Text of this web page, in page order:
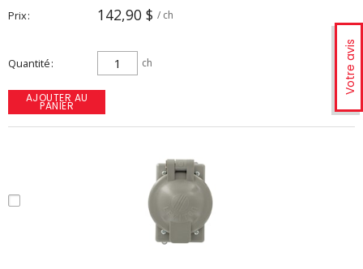
Votre avis
Prix 142,90 $ / ch
Quantité ch
AJOUTER AU
PANIER